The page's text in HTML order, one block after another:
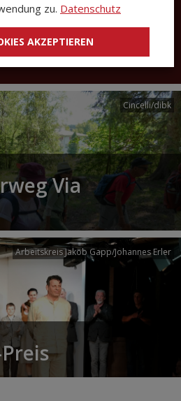
Tiroler
Cincelli/dibk
Via
Arbeitskreis Jakob Gapp/Johannes Erler
zu. Datenschutz
AKZEPTIEREN